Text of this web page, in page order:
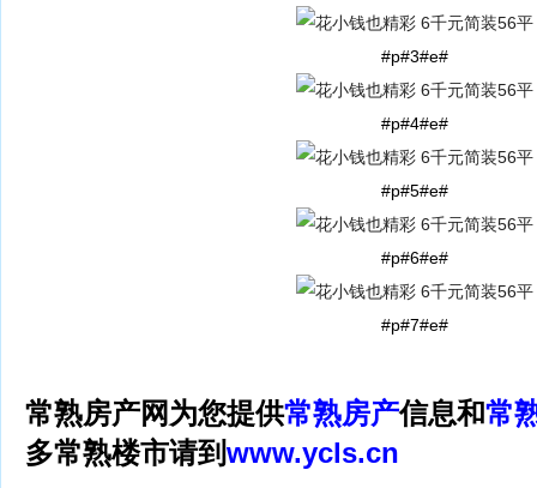
#p#3#e#
#p#4#e#
#p#5#e#
#p#6#e#
#p#7#e#
常熟房产网为您提供常熟房产信息和常
多常熟楼市请到www.ycls.cn